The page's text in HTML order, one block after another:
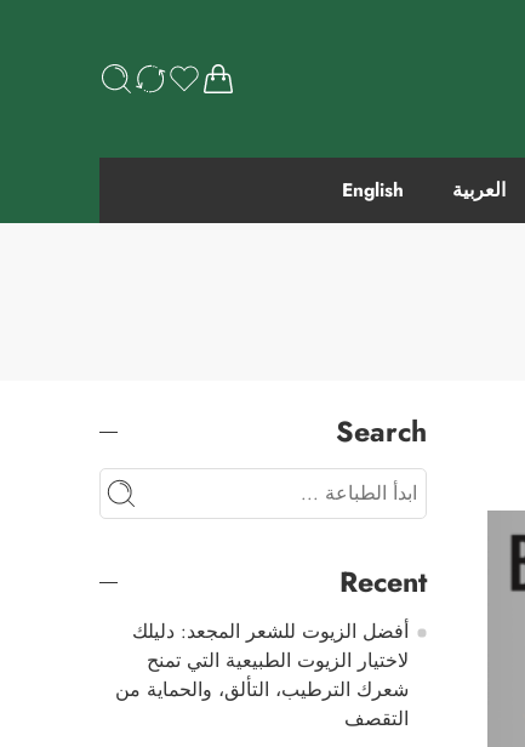
العربية English
Search
Recent
أفضل الزيوت للشعر المجعد: دليلك
لاختيار الزيوت الطبيعية التي تمنح
شعرك الترطيب، التألق، والحماية من
التقصف